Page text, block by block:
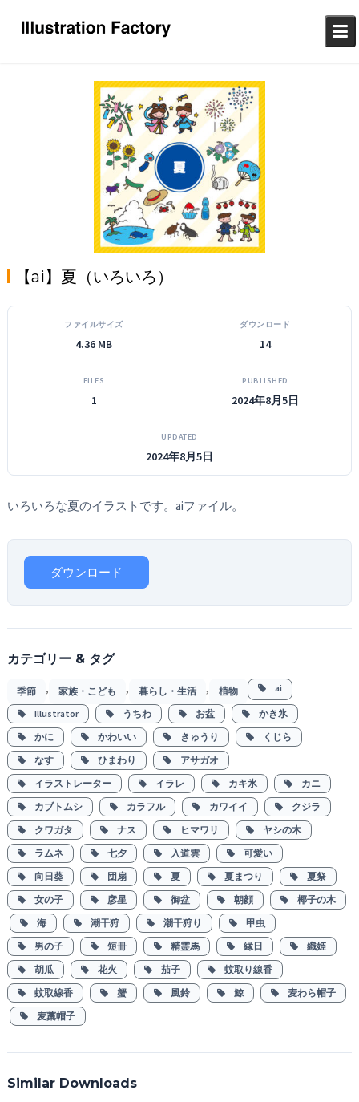
【ai】夏（いろいろ）
ファイルサイズ
4.36 MB
ダウンロード
14
FILES
1
PUBLISHED
2024年8月5日
UPDATED
2024年8月5日
いろいろな夏のイラストです。aiファイル。
ダウンロード
カテゴリー & タグ
季節 , 家族・こども , 暮らし・生活 , 植物 ai
Illustrator うちわ お盆
かき氷
かに
かわいい きゅうり
くじら
なす
ひまわり
アサガオ
イラストレーター
イラレ カキ氷
カニ
カブトムシ
カラフル カワイイ
クジラ
クワガタ
ナス ヒマワリ
ヤシの木
ラムネ
七夕 入道雲
可愛い
向日葵
団扇 夏 夏まつり
夏祭
女の子
彦星 御盆 朝顔
椰子の木
海
潮干狩 潮干狩り
甲虫
男の子
短冊 精霊馬 縁日
織姫
胡瓜
花火 茄子
蚊取り線香
蚊取線香
蟹 風鈴 鯨
麦わら帽子
麦藁帽子
Similar Downloads